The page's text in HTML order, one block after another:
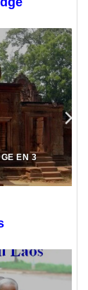
EN 3